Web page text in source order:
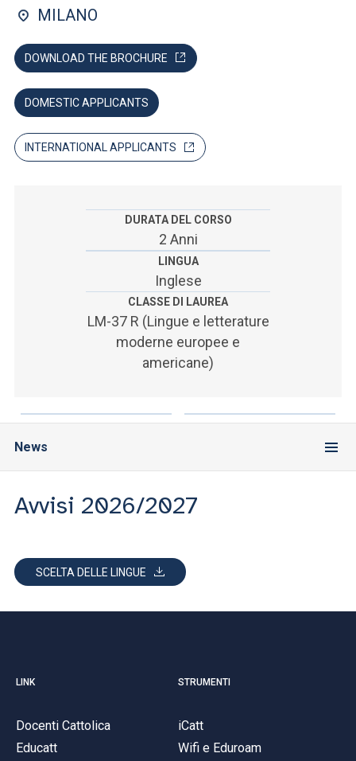
SEI UN DOCENTE O UN MEMBRO DELLO STAFF
MILANO
DOWNLOAD THE BROCHURE
DOMESTIC APPLICANTS
INTERNATIONAL APPLICANTS
DURATA DEL CORSO
2 Anni
LINGUA
Inglese
CLASSE DI LAUREA
LM-37 R (Lingue e letterature
moderne europee e
americane)
News
Avvisi 2026/2027
SCELTA DELLE LINGUE
LINK
Docenti Cattolica
Educatt
STRUMENTI
iCatt
Wifi e Eduroam